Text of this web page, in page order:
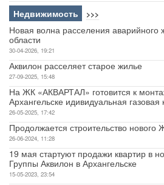
Недвижимость >>>
Новая волна расселения аварийного
области
30-04-2026, 19:21
Аквилон расселяет старое жилье
27-09-2025, 15:48
На ЖК «АКВАРТАЛ» готовится к
Архангельске идивидуальная газовая
26-05-2025, 17:42
Продолжается строительство нового
26-06-2024, 11:28
19 мая стартуют продажи квартир в
Группы Аквилон в Архангельске
15-05-2023, 23:54